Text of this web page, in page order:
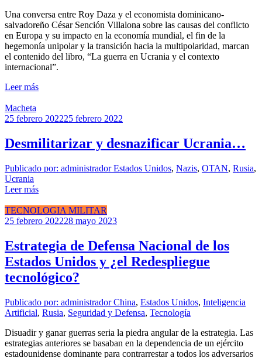
Una conversa entre Roy Daza y el economista dominicano-
salvadoreño César Sención Villalona sobre las causas del conflicto
en Europa y su impacto en la economía mundial, el fin de la
hegemonía unipolar y la transición hacia la multipolaridad, marcan
el contenido del libro, “La guerra en Ucrania y el contexto
internacional”.
Leer más
Macheta
25 febrero 202225 febrero 2022
Desmilitarizar y desnazificar Ucrania…
Publicado por: administradorEstados Unidos, Nazis, OTAN, Rusia,
Ucrania
Leer más
TECNOLOGIA MILITAR
25 febrero 202228 mayo 2023
Estrategia de Defensa Nacional de los
Estados Unidos y ¿el Redespliegue
tecnológico?
Publicado por: administradorChina, Estados Unidos, Inteligencia
Artificial, Rusia, Seguridad y Defensa, Tecnología
Disuadir y ganar guerras seria la piedra angular de la estrategia. Las
estrategias anteriores se basaban en la dependencia de un ejército
estadounidense dominante para contrarrestar a todos los adversarios